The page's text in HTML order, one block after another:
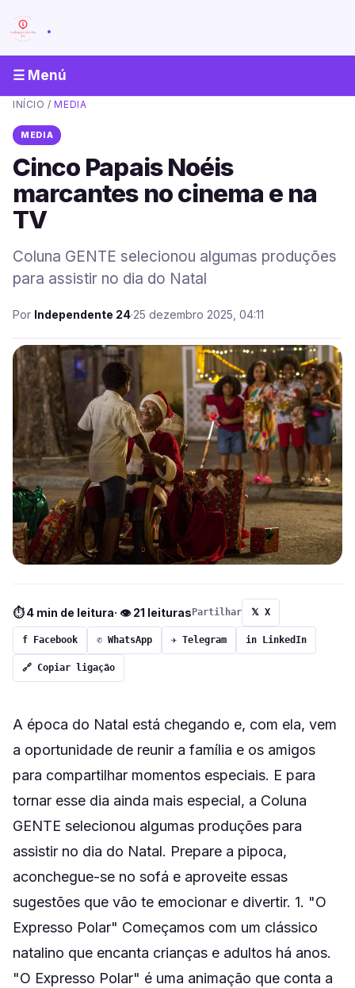
.
☰ Menú
INÍCIO /MEDIA
MEDIA
Cinco Papais Noéis
marcantes no cinema e na
TV
Coluna GENTE selecionou algumas produções
para assistir no dia do Natal
Por Independente 24·25 dezembro 2025, 04:11
⏱ 4 min de leitura· 👁 21 leituras Partilhar 𝕏 X
f Facebook ✆ WhatsApp ✈ Telegram in LinkedIn
🔗 Copiar ligação
A época do Natal está chegando e, com ela, vem
a oportunidade de reunir a família e os amigos
para compartilhar momentos especiais. E para
tornar esse dia ainda mais especial, a Coluna
GENTE selecionou algumas produções para
assistir no dia do Natal. Prepare a pipoca,
aconchegue-se no sofá e aproveite essas
sugestões que vão te emocionar e divertir. 1. "O
Expresso Polar" Começamos com um clássico
natalino que encanta crianças e adultos há anos.
"O Expresso Polar" é uma animação que conta a